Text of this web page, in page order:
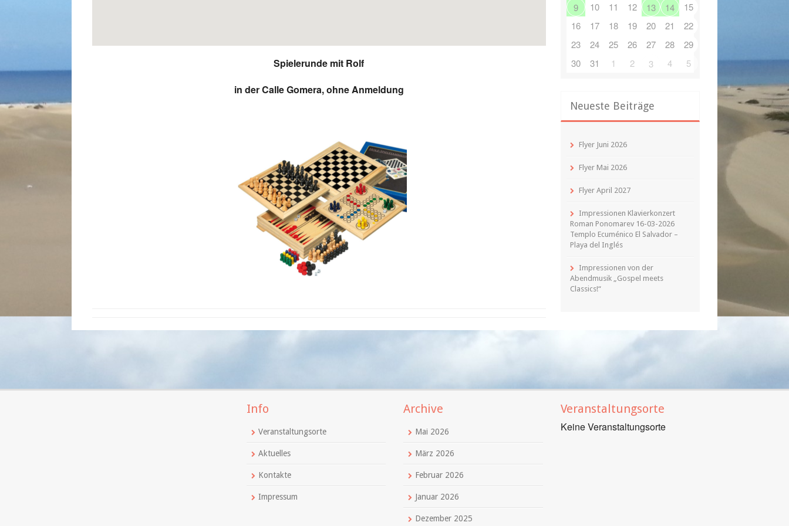
Spielerunde mit Rolf
in der Calle Gomera, ohne Anmeldung
9
10 11 12 13 14
15
16
17 18 19 20 21
22
23
24 25 26 27 28
29
30
31 1 2 3 4 5
Neueste Beiträge
Flyer Juni 2026
Flyer Mai 2026
Flyer April 2027
Impressionen Klavierkonzert
Roman Ponomarev 16-03-2026
Templo Ecuménico El Salvador –
Playa del Inglés
Impressionen von der
Abendmusik „Gospel meets
Classics!“
Info
Veranstaltungsorte
Aktuelles
Kontakte
Impressum
Archive
Mai 2026
März 2026
Februar 2026
Januar 2026
Dezember 2025
Veranstaltungsorte
Keine Veranstaltungsorte